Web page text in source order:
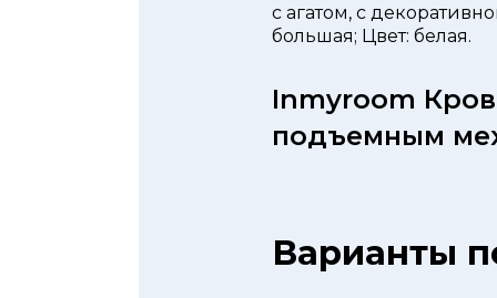
с агатом, с
большая; Цвет: белая.
Inmyroom
подъемным
Варианты